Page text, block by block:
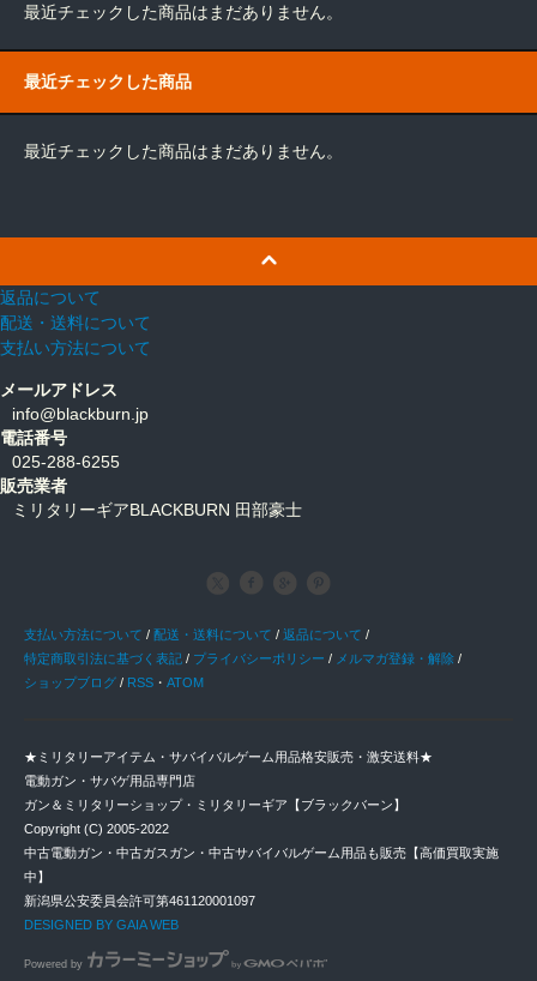
最近チェックした商品はまだありません。
最近チェックした商品
最近チェックした商品はまだありません。
返品について
配送・送料について
支払い方法について
メールアドレス
info@blackburn.jp
電話番号
025-288-6255
販売業者
ミリタリーギアBLACKBURN 田部豪士
支払い方法について / 配送・送料について / 返品について /
特定商取引法に基づく表記 / プライバシーポリシー / メルマガ登録・解除 /
ショップブログ / RSS ・ ATOM
★ミリタリーアイテム・サバイバルゲーム用品格安販売・激安送料★
電動ガン・サバゲ用品専門店
ガン＆ミリタリーショップ・ミリタリーギア【ブラックバーン】
Copyright (C) 2005-2022
中古電動ガン・中古ガスガン・中古サバイバルゲーム用品も販売【高価買取実施
中】
新潟県公安委員会許可第461120001097
DESIGNED BY GAIA WEB
Powered by